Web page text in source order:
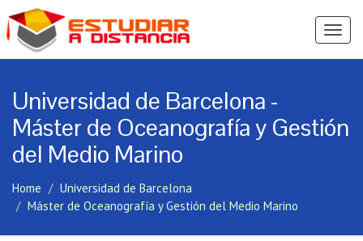
Ver
Universidad de Barcelona -
Máster de Oceanografía y Gestión
del Medio Marino
Home
Universidad de Barcelona
Máster de Oceanografía y Gestión del Medio Marino